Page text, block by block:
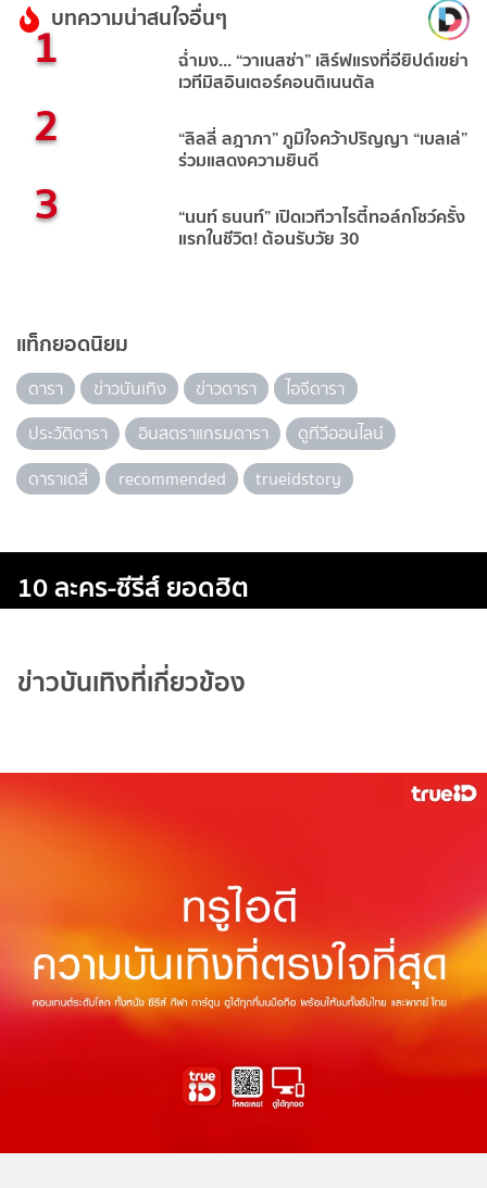
บทความน่าสนใจอื่นๆ
1 ฉ่ำมง... “วาเนสซ่า” เสิร์ฟแรงที่อียิปต์เขย่า
เวทีมิสอินเตอร์คอนติเนนตัล
2 “ลิลลี่ ลฎาภา” ภูมิใจคว้าปริญญา “เบลเล่”
ร่วมแสดงความยินดี
3 “นนท์ ธนนท์” เปิดเวทีวาไรตี้ทอล์กโชว์ครั้ง
แรกในชีวิต! ต้อนรับวัย 30
แท็กยอดนิยม
ดารา ข่าวบันเทิง ข่าวดารา
ไอจีดารา
ประวัติดารา
อินสตราแกรมดารา
ดูทีวีออนไลน์
ดาราเดลี่
recommended trueidstory
10 ละคร-ซีรีส์ ยอดฮิต
ข่าวบันเทิงที่เกี่ยวข้อง